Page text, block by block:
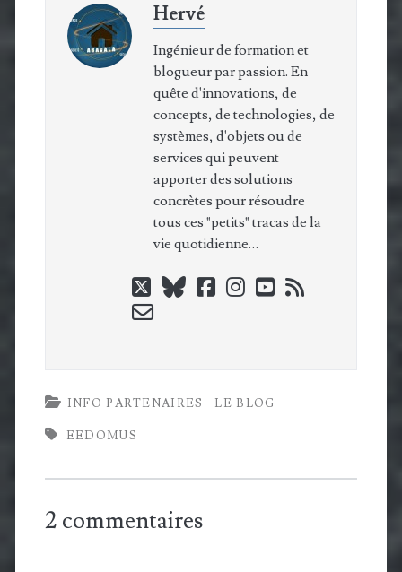
Hervé
Ingénieur de formation et
blogueur par passion. En
quête d'innovations, de
concepts, de technologies, de
systèmes, d'objets ou de
services qui peuvent
apporter des solutions
concrètes pour résoudre
tous ces "petits" tracas de la
vie quotidienne…
twitterblueskyfacebook
instagram
youtube
rss
email-
INFO PARTENAIRES LE BLOG
EEDOMUS
2 commentaires